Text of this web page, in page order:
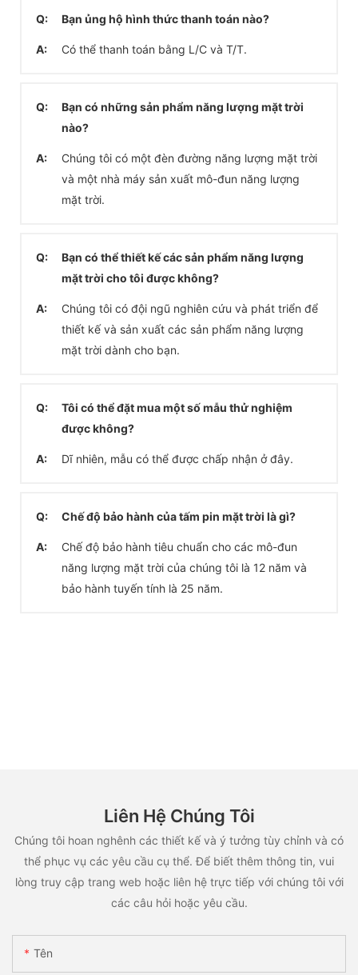
Q: Bạn ủng hộ hình thức thanh toán nào?
A: Có thể thanh toán bằng L/C và T/T.
Q:
Bạn có những sản phẩm năng lượng mặt trời
nào?
A:
Chúng tôi có một đèn đường năng lượng mặt trời
và một nhà máy sản xuất mô-đun năng lượng
mặt trời.
Q:
Bạn có thể thiết kế các sản phẩm năng lượng
mặt trời cho tôi được không?
A:
Chúng tôi có đội ngũ nghiên cứu và phát triển để
thiết kế và sản xuất các sản phẩm năng lượng
mặt trời dành cho bạn.
Q:
Tôi có thể đặt mua một số mẫu thử nghiệm
được không?
A: Dĩ nhiên, mẫu có thể được chấp nhận ở đây.
Q: Chế độ bảo hành của tấm pin mặt trời là gì?
A:
Chế độ bảo hành tiêu chuẩn cho các mô-đun
năng lượng mặt trời của chúng tôi là 12 năm và
bảo hành tuyến tính là 25 năm.
Liên Hệ Chúng Tôi
Chúng tôi hoan nghênh các thiết kế và ý tưởng tùy chỉnh và có
thể phục vụ các yêu cầu cụ thể. Để biết thêm thông tin, vui
lòng truy cập trang web hoặc liên hệ trực tiếp với chúng tôi với
các câu hỏi hoặc yêu cầu.
Tên